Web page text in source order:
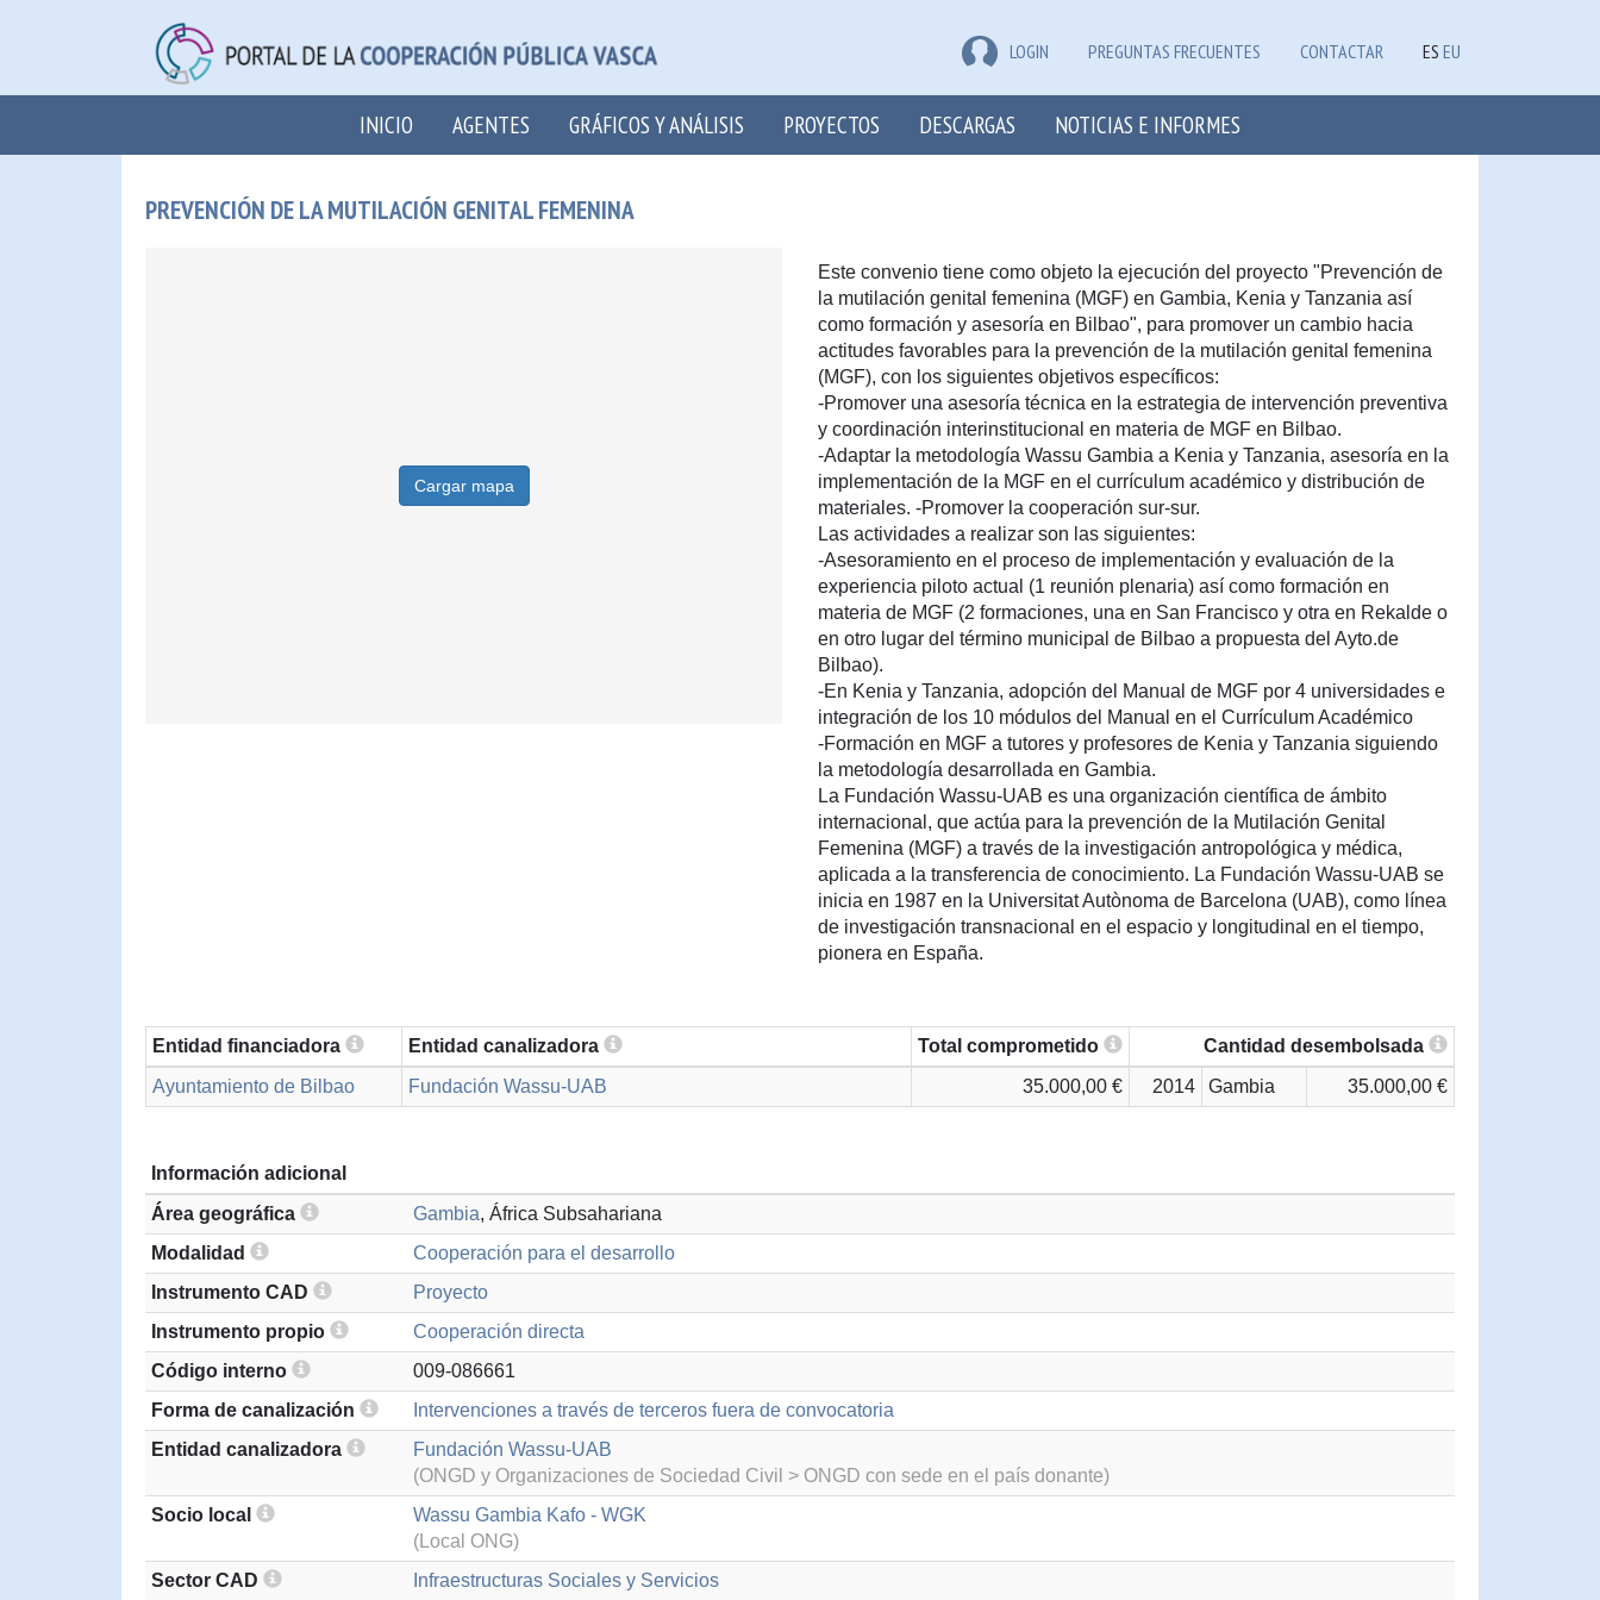
LOGIN PREGUNTAS FRECUENTES CONTACTAR ES EU
INICIO AGENTES GRÁFICOS Y ANÁLISIS PROYECTOS DESCARGAS NOTICIAS E INFORMES
PREVENCIÓN DE LA MUTILACIÓN GENITAL FEMENINA
Cargar mapa
Este convenio tiene como objeto la ejecución del proyecto "Prevención de
la mutilación genital femenina (MGF) en Gambia, Kenia y Tanzania así
como formación y asesoría en Bilbao", para promover un cambio hacia
actitudes favorables para la prevención de la mutilación genital femenina
(MGF), con los siguientes objetivos específicos:
-Promover una asesoría técnica en la estrategia de intervención preventiva
y coordinación interinstitucional en materia de MGF en Bilbao.
-Adaptar la metodología Wassu Gambia a Kenia y Tanzania, asesoría en la
implementación de la MGF en el currículum académico y distribución de
materiales. -Promover la cooperación sur-sur.
Las actividades a realizar son las siguientes:
-Asesoramiento en el proceso de implementación y evaluación de la
experiencia piloto actual (1 reunión plenaria) así como formación en
materia de MGF (2 formaciones, una en San Francisco y otra en Rekalde o
en otro lugar del término municipal de Bilbao a propuesta del Ayto.de
Bilbao).
-En Kenia y Tanzania, adopción del Manual de MGF por 4 universidades e
integración de los 10 módulos del Manual en el Currículum Académico
-Formación en MGF a tutores y profesores de Kenia y Tanzania siguiendo
la metodología desarrollada en Gambia.
La Fundación Wassu-UAB es una organización científica de ámbito
internacional, que actúa para la prevención de la Mutilación Genital
Femenina (MGF) a través de la investigación antropológica y médica,
aplicada a la transferencia de conocimiento. La Fundación Wassu-UAB se
inicia en 1987 en la Universitat Autònoma de Barcelona (UAB), como línea
de investigación transnacional en el espacio y longitudinal en el tiempo,
pionera en España.
Entidad financiadora Entidad canalizadora Total comprometido
Cantidad desembolsada
Ayuntamiento de Bilbao
Fundación Wassu-UAB 35.000,00 € 2014 Gambia 35.000,00 €
Información adicional
Área geográfica
Gambia, África Subsahariana
Modalidad
Cooperación para el desarrollo
Instrumento CAD
Proyecto
Instrumento propio
Cooperación directa
Código interno
009-086661
Forma de canalización
Intervenciones a través de terceros fuera de convocatoria
Entidad canalizadora
Fundación Wassu-UAB
(ONGD y Organizaciones de Sociedad Civil > ONGD con sede en el país donante)
Socio local
Wassu Gambia Kafo - WGK
(Local ONG)
Sector CAD
Infraestructuras Sociales y Servicios